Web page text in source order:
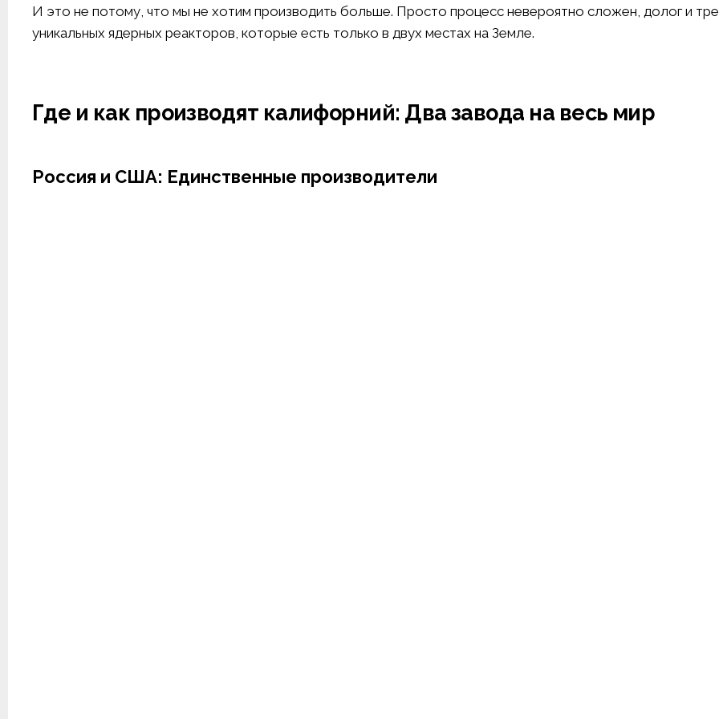
И это не потому, что мы не хотим производить больше. Просто процесс невероятно сложен, долог и
уникальных ядерных реакторов, которые есть только в двух местах на Земле.
Где и как производят калифорний: Два завода на весь мир
Россия и США: Единственные производители